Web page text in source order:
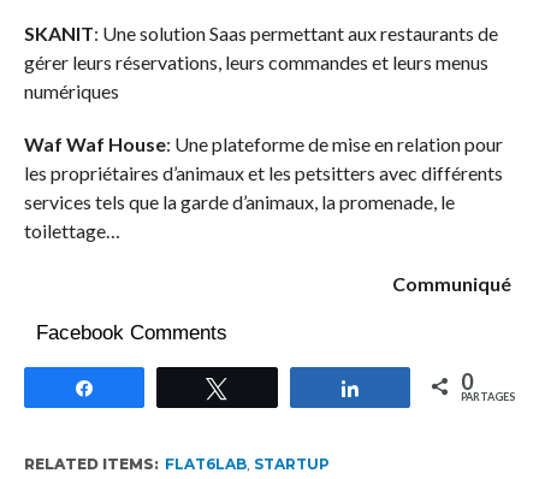
SKANIT: Une solution Saas permettant aux restaurants de
gérer leurs réservations, leurs commandes et leurs menus
numériques
Waf Waf House: Une plateforme de mise en relation pour
les propriétaires d’animaux et les petsitters avec différents
services tels que la garde d’animaux, la promenade, le
toilettage…
Communiqué
Facebook Comments
Partagez 0
PARTAGES
RELATED ITEMS: FLAT6LAB, STARTUP